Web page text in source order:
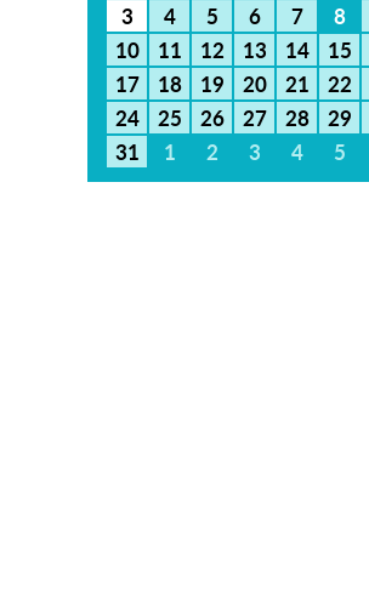
3
4 5 6 7 8
10
11 12 13 14 15
17
18 19 20 21 22
24
25 26 27 28 29
31
1 2 3 4 5